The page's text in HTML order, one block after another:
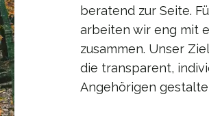
beratend zur Seite.
arbeiten wir eng mit
zusammen. Unser
die transparent,
Angehörigen